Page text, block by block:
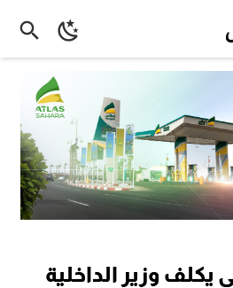
وزير الداخلية